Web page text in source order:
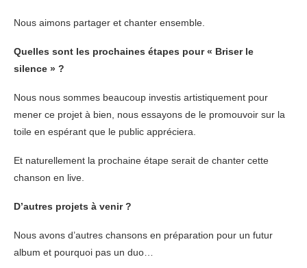
Nous aimons partager et chanter ensemble.
Quelles sont les prochaines étapes pour « Briser le
silence » ?
Nous nous sommes beaucoup investis artistiquement pour
mener ce projet à bien, nous essayons de le promouvoir sur la
toile en espérant que le public appréciera.
Et naturellement la prochaine étape serait de chanter cette
chanson en live.
D’autres projets à venir ?
Nous avons d’autres chansons en préparation pour un futur
album et pourquoi pas un duo…